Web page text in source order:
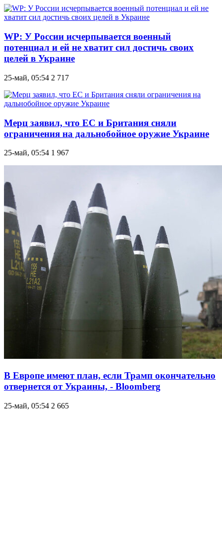
WP: У России исчерпывается военный
потенциал и ей не хватит сил достичь своих
целей в Украине
25-май, 05:54 2 717
Мерц заявил, что ЕС и Британия сняли
ограничения на дальнобойное оружие Украине
25-май, 05:54 1 967
В Европе имеют план, если Трамп окончательно
отвернется от Украины, - Bloomberg
25-май, 05:54 2 665